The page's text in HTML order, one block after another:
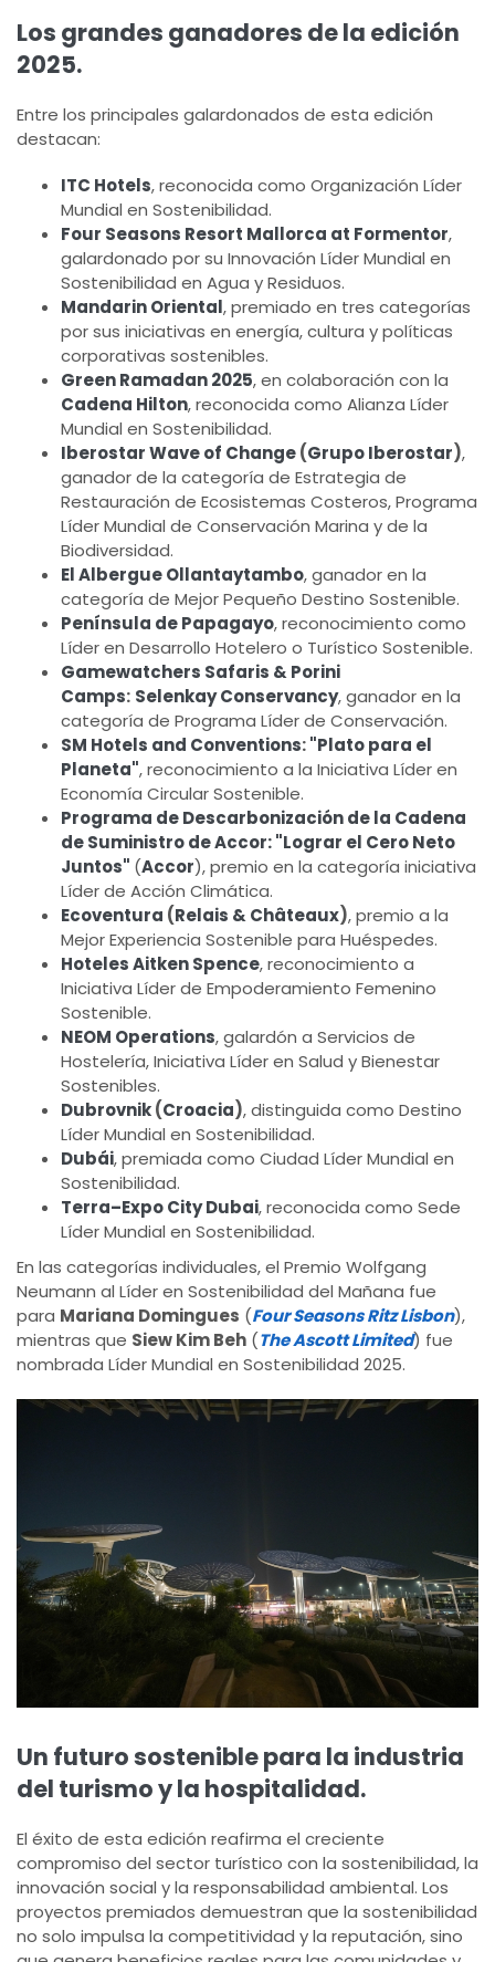
Los grandes ganadores de la edición
2025.
Entre los principales galardonados de esta edición
destacan:
ITC Hotels, reconocida como Organización Líder
Mundial en Sostenibilidad.
Four Seasons Resort Mallorca at Formentor,
galardonado por su Innovación Líder Mundial en
Sostenibilidad en Agua y Residuos.
Mandarin Oriental, premiado en tres categorías
por sus iniciativas en energía, cultura y políticas
corporativas sostenibles.
Green Ramadan 2025, en colaboración con la
Cadena Hilton, reconocida como Alianza Líder
Mundial en Sostenibilidad.
Iberostar Wave of Change(Grupo Iberostar),
ganador de la categoría de Estrategia de
Restauración de Ecosistemas Costeros, Programa
Líder Mundial de Conservación Marina y de la
Biodiversidad.
El Albergue Ollantaytambo, ganador en la
categoría de Mejor Pequeño Destino Sostenible.
Península de Papagayo, reconocimiento como
Líder en Desarrollo Hotelero o Turístico Sostenible.
Gamewatchers Safaris & Porini
Camps: Selenkay Conservancy, ganador en la
categoría de Programa Líder de Conservación.
SM Hotels and Conventions:"Plato para el
Planeta", reconocimiento a la Iniciativa Líder en
Economía Circular Sostenible.
Programa de Descarbonización de la Cadena
de Suministro de Accor: "Lograr el Cero Neto
Juntos" (Accor), premio en la categoría iniciativa
Líder de Acción Climática.
Ecoventura (Relais & Châteaux), premio a la
Mejor Experiencia Sostenible para Huéspedes.
Hoteles Aitken Spence, reconocimiento a
Iniciativa Líder de Empoderamiento Femenino
Sostenible.
NEOM Operations, galardón a Servicios de
Hostelería, Iniciativa Líder en Salud y Bienestar
Sostenibles.
Dubrovnik(Croacia), distinguida como Destino
Líder Mundial en Sostenibilidad.
Dubái, premiada como Ciudad Líder Mundial en
Sostenibilidad.
Terra–Expo City Dubai, reconocida como Sede
Líder Mundial en Sostenibilidad.
En las categorías individuales, el Premio Wolfgang
Neumann al Líder en Sostenibilidad del Mañana fue
para Mariana Domingues (Four Seasons Ritz Lisbon),
mientras que Siew Kim Beh (The Ascott Limited) fue
nombrada Líder Mundial en Sostenibilidad 2025.
Un futuro sostenible para la industria
del turismo y la hospitalidad.
El éxito de esta edición reafirma el creciente
compromiso del sector turístico con la sostenibilidad, la
innovación social y la responsabilidad ambiental. Los
proyectos premiados demuestran que la sostenibilidad
no solo impulsa la competitividad y la reputación, sino